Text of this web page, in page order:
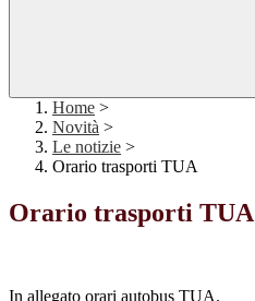
Home >
Novità >
Le notizie >
Orario trasporti TUA
Orario trasporti TUA
In allegato orari autobus TUA.